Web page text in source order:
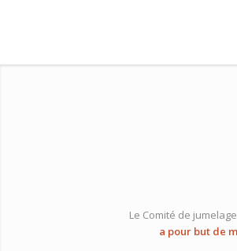
Le Comité de
a pour but de